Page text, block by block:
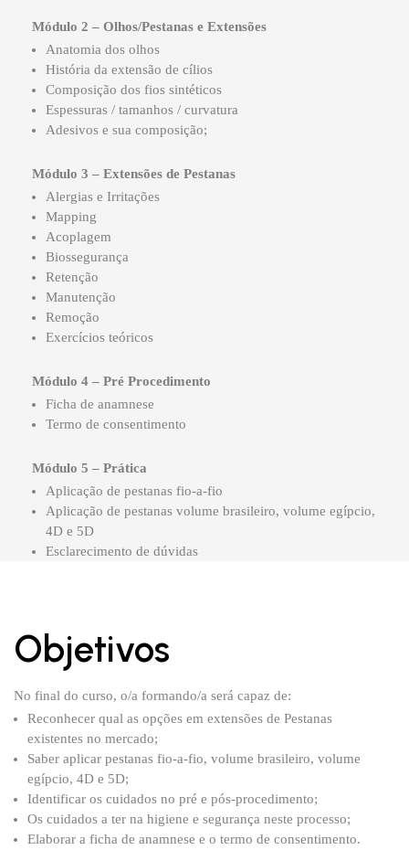
Módulo 2 – Olhos/Pestanas e Extensões
Anatomia dos olhos
História da extensão de cílios
Composição dos fios sintéticos
Espessuras / tamanhos / curvatura
Adesivos e sua composição;
Módulo 3 – Extensões de Pestanas
Alergias e Irritações
Mapping
Acoplagem
Biossegurança
Retenção
Manutenção
Remoção
Exercícios teóricos
Módulo 4 – Pré Procedimento
Ficha de anamnese
Termo de consentimento
Módulo 5 – Prática
Aplicação de pestanas fio-a-fio
Aplicação de pestanas volume brasileiro, volume egípcio,
4D e 5D
Esclarecimento de dúvidas
Objetivos
No final do curso, o/a formando/a será capaz de:
Reconhecer qual as opções em extensões de Pestanas
existentes no mercado;
Saber aplicar pestanas fio-a-fio, volume brasileiro, volume
egípcio, 4D e 5D;
Identificar os cuidados no pré e pós-procedimento;
Os cuidados a ter na higiene e segurança neste processo;
Elaborar a ficha de anamnese e o termo de consentimento.